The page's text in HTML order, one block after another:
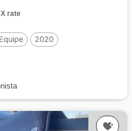
rate
Equipe
2020